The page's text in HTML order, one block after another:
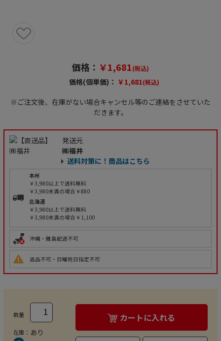
価格： ￥1,681(税込)
価格(個単価)： ￥1,681(税込)
※ご注文後、在庫がない場合キャンセル等のご連絡をさせていた
だきます。
発送元
㈱福井
送料対策に！商品はこちら
本州
￥3,980以上で送料無料
￥3,980未満の場合￥880
北海道
￥3,980以上で送料無料
￥3,980未満の場合￥1,100
沖縄・離島配送不可
返品不可・日曜祝日指定不可
数量
在庫： あり
カートに入れる